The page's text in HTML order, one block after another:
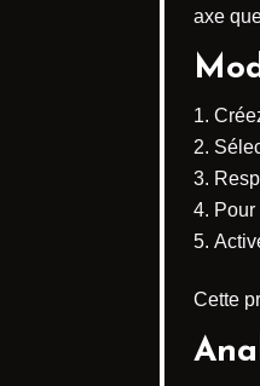
axe
Cette